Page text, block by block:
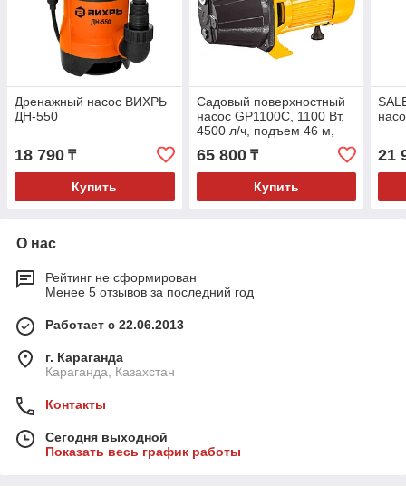
Дренажный насос ВИХРЬ
ДН-550
18 790 ₸
Купить
Садовый поверхностный
насос GP1100C, 1100 Вт,
4500 л/ч, подъем 46 м,
чугун// Denzel
65 800₸
Купить
21
О нас
Рейтинг не сформирован
Менее 5 отзывов за последний год
Работает с 22.06.2013
г. Караганда
Караганда, Казахстан
Контакты
Сегодня выходной
Показать весь график работы